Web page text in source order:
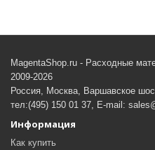
MagentaShop.ru - Расходные
2009-2026
Россия, Москва, Варшавское
тел:(495) 150 01 37, E-mail:
Информация
Как купить